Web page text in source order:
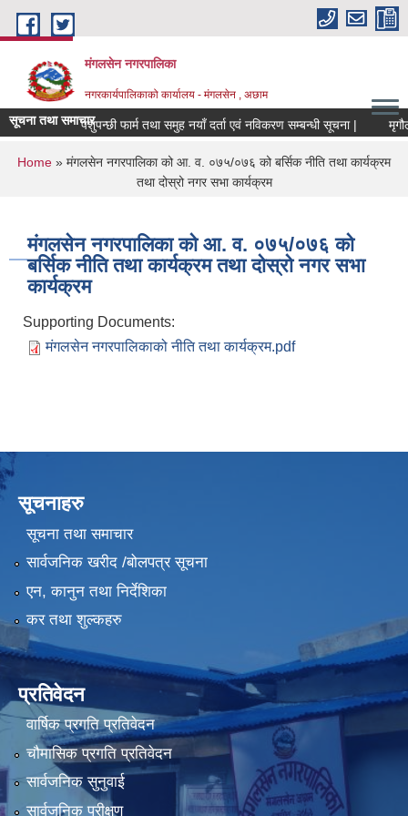
Skip to main content
मंगलसेन नगरपालिका
नगरकार्यपालिकाको कार्यालय - मंगलसेन , अछाम
सूचना तथा समाचारपशुपन्छी फार्म तथा समुह नयाँ दर्ता एवं नविकरण सम्बन्धी सूचना |
You are here
Home » मंगलसेन नगरपालिका को आ. व. ०७५/०७६ को बर्सिक नीति तथा कार्यक्रम
तथा दोस्रो नगर सभा कार्यक्रम
मंगलसेन नगरपालिका को आ. व. ०७५/०७६ को
बर्सिक नीति तथा कार्यक्रम तथा दोस्रो नगर सभा
कार्यक्रम
Supporting Documents:
मंगलसेन नगरपालिकाको नीति तथा कार्यक्रम.pdf
सूचनाहरु
सूचना तथा समाचार
सार्वजनिक खरीद /बोलपत्र सूचना
एन, कानुन तथा निर्देशिका
कर तथा शुल्कहरु
प्रतिवेदन
वार्षिक प्रगति प्रतिवेदन
चौमासिक प्रगति प्रतिवेदन
सार्वजनिक सुनुवाई
सार्वजनिक परीक्षण